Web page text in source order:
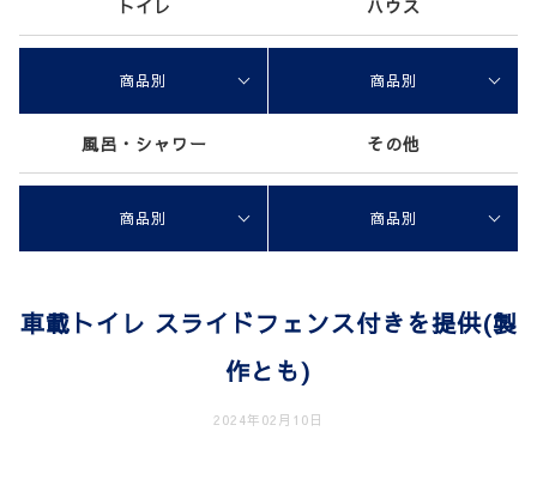
トイレ ハウス
商品別 商品別
風呂・シャワー その他
商品別 商品別
車載トイレ スライドフェンス付きを提供(製
作とも)
2024年02月10日